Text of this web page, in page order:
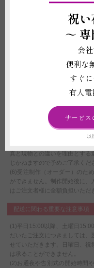
社と配送の可否の確認をして
ご連絡させていただき、お客
能ですが諸条件（料金や供花
(2)表示価格はお花お仕立代の
斎場向けオペレーション料（
納品させていただく場合、代
わらず斎場向けオペレーショ
(3)代理手配ができかねる場合
す。お客様宛にご連絡がつか
(4)お届け地域の慣習や喪主様
先方の都合を優先してお届けし
(5)掲載写真はイメージのため
本数、ボリューム感などは仕
ージカード、花器等、商品代
真と現物との違いを理由とする
じかねますので予めご了承くだ
(6)受注制作（オーダー）のた
ができません。制作開始後に、
はご注文者様に全額負担いただ
配送に関わる重要な注意事項
(1)平日15:00以降、土曜日
だいたご注文につきましては、
せていただきます。日曜日、祝
は承ることができません。
(2)お通夜や告別式の開始時間
祝
～
会
便利な
すぐ
有人
サービス
以